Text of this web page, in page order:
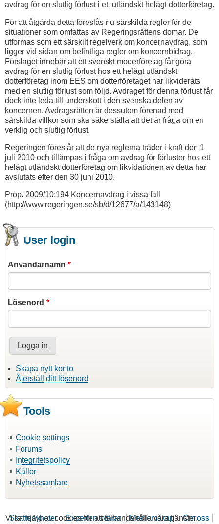
avdrag för en slutlig förlust i ett utländskt helägt dotterföretag.
För att åtgärda detta föreslås nu särskilda regler för de
situationer som omfattas av Regeringsrättens domar. De
utformas som ett särskilt regelverk om koncernavdrag, som
ligger vid sidan om befintliga regler om koncernbidrag.
Förslaget innebär att ett svenskt moderföretag får göra
avdrag för en slutlig förlust hos ett helägt utländskt
dotterföretag inom EES om dotterföretaget har likviderats
med en slutlig förlust som följd. Avdraget för denna förlust får
dock inte leda till underskott i den svenska delen av
koncernen. Avdragsrätten är dessutom förenad med
särskilda villkor som ska säkerställa att det är fråga om en
verklig och slutlig förlust.
Regeringen föreslår att de nya reglerna träder i kraft den 1
juli 2010 och tillämpas i fråga om avdrag för förluster hos ett
helägt utländskt dotterföretag om likvidationen av detta har
avslutats efter den 30 juni 2010.
Prop. 2009/10:194 Koncernavdrag i vissa fall
(http://www.regeringen.se/sb/d/12677/a/143148)
User login
Användarnamn
Lösenord
Skapa nytt konto
Återställ ditt lösenord
Tools
Cookie settings
Forums
Integritetspolicy
Källor
Nyhetssamlare
Skattenyheter Experten svarar Medlemskap
Om oss
Vi tar hjälp av cookies för att tillhandahålla våra tjänster.